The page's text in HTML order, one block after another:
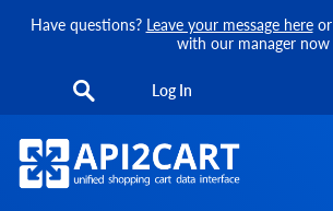
Have questions? Leave your message hereor
with our manager now
Log In